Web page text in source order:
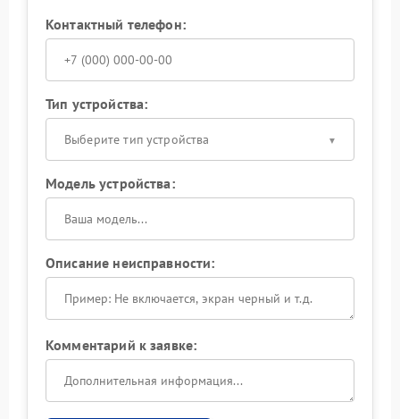
Контактный телефон:
Тип устройства:
Выберите тип устройства
Модель устройства:
Описание неисправности:
Комментарий к заявке: